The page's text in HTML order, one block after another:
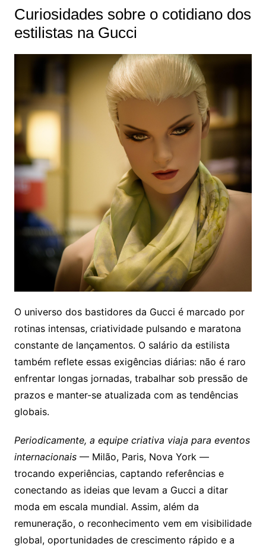
Curiosidades sobre o cotidiano dos
estilistas na Gucci
O universo dos bastidores da Gucci é marcado por
rotinas intensas, criatividade pulsando e maratona
constante de lançamentos. O salário da estilista
também reflete essas exigências diárias: não é raro
enfrentar longas jornadas, trabalhar sob pressão de
prazos e manter-se atualizada com as tendências
globais.
Periodicamente, a equipe criativa viaja para eventos
internacionais— Milão, Paris, Nova York —
trocando experiências, captando referências e
conectando as ideias que levam a Gucci a ditar
moda em escala mundial. Assim, além da
remuneração, o reconhecimento vem em visibilidade
global, oportunidades de crescimento rápido e a